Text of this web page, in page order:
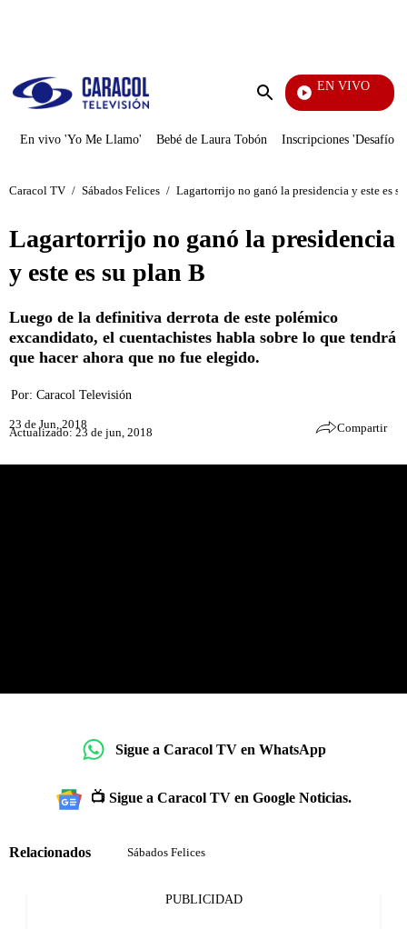
Enviar
EN VIVO
También Caerás
En vivo 'Yo Me Llamo' Bebé de Laura Tobón Inscripciones 'Desafío'
Caracol TV / Sábados Felices / Lagartorrijo no ganó la presidencia y este es
Lagartorrijo no ganó la presidencia
y este es su plan B
Luego de la definitiva derrota de este polémico
excandidato, el cuentachistes habla sobre lo que tendrá
que hacer ahora que no fue elegido.
Por: Caracol Televisión
23 de Jun, 2018
Actualizado: 23 de jun, 2018 Compartir
Sigue a Caracol TV en WhatsApp
📺 Sigue a Caracol TV en Google Noticias.
Relacionados Sábados Felices
PUBLICIDAD